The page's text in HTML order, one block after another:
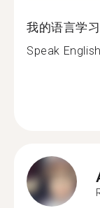
我的语言学
Speak